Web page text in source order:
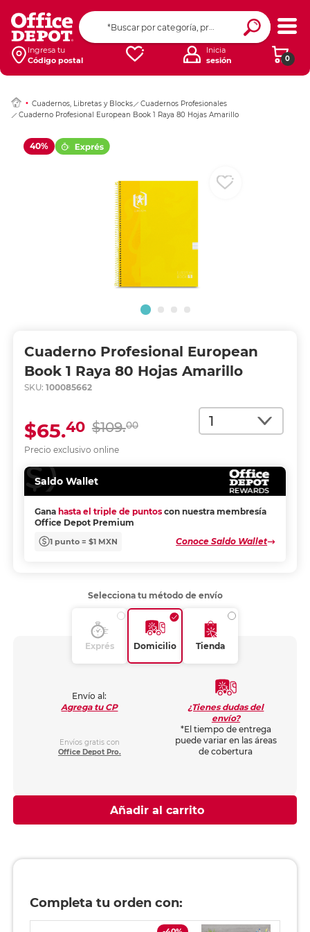
Ingresa tu
Código postal
0
Inicia
sesión
Cuadernos, Libretas y Blocks
Cuadernos Profesionales
Cuaderno Profesional European Book 1 Raya 80 Hojas Amarillo
40%
Cuaderno Profesional European
Book 1 Raya 80 Hojas Amarillo
SKU: 100085662
Cantidad
Precio exclusivo online
$109.00
$65.40
Saldo Wallet
Gana hasta el triple de puntos con nuestra membresía
Office Depot Premium
1 punto = $1 MXN Conoce Saldo Wallet
Ingresar Codigo
Selecciona tu método de envío
Exprés Domicilio Tienda
Envío al:
Agrega tu CP
Envíos gratis con
Office Depot Pro.
¿Tienes dudas del
envío?
*El tiempo de entrega
puede variar en las áreas
de cobertura
Añadir al carrito
Completa tu orden con: